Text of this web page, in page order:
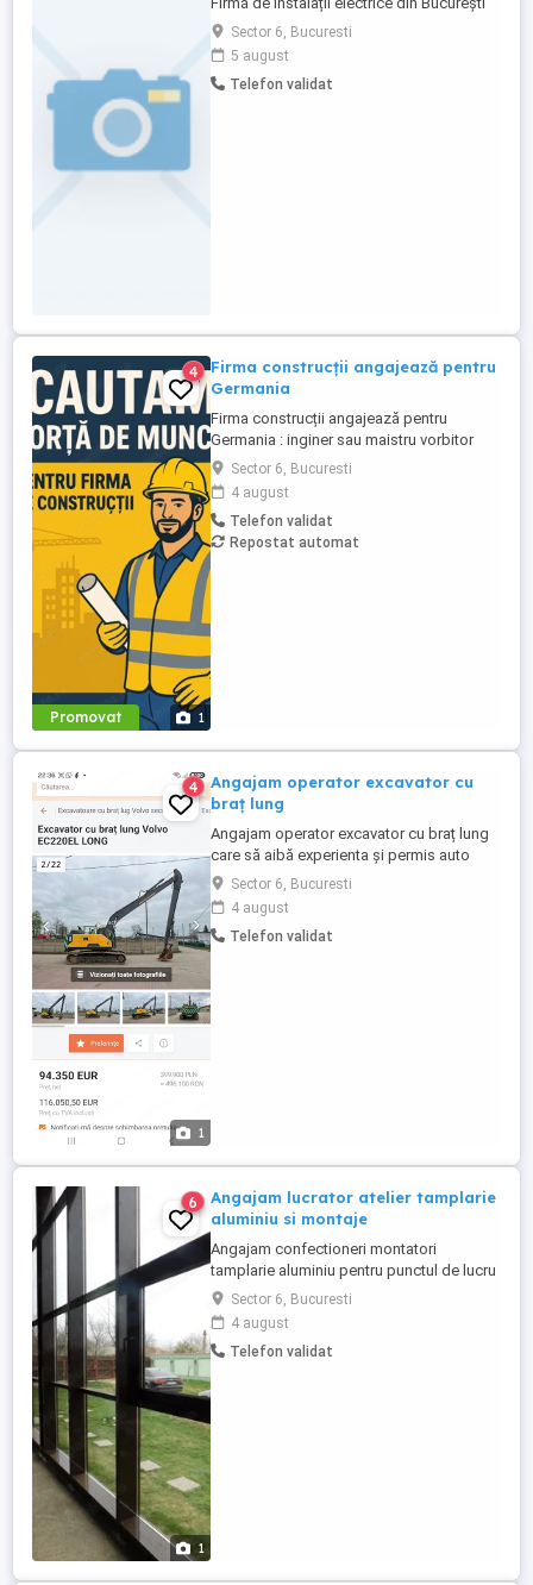
caută personal pentru lucrări la blocuri,
case, birouri, magazine și șantiere. Oferim:
salariu atractiv, bonusuri, prime, transport
asigurat. Contact:
Sector 6, Bucuresti
5 august
Telefon validat
Promovat 1
4
Firma construcții angajează pentru
Germania
Firma construcții angajează pentru
Germania : inginer sau maistru vorbitor
limba germana cunostinte Aufmas -
Macaragiu - Sef echipa (vorbitor germană
minim 30%) - Fierari - Dulgheri - Zidari -
Macaragi
Sector 6, Bucuresti
4 august
Telefon validat
Repostat automat
1
4
Angajam operator excavator cu
braț lung
Angajam operator excavator cu braț lung
care să aibă experienta și permis auto
Sector 6, Bucuresti
4 august
Telefon validat
1
6
Angajam lucrator atelier tamplarie
aluminiu si montaje
Angajam confectioneri montatori
tamplarie aluminiu pentru punctul de lucru
din Bragadiru. Program de lucru de luni
pana vineri 7.30-16.30 cu pauza de masa.
Se cere experienta in domeniu. Salariul se
negociaza la interviu in functie de abilitati
Sector 6, Bucuresti
4 august
Telefon validat